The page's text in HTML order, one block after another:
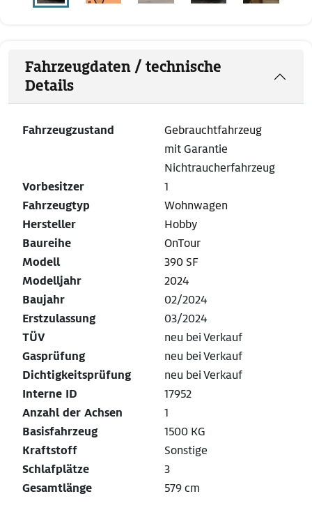
Fahrzeugdaten / technische
Details
Fahrzeugzustand
Gebrauchtfahrzeug
mit Garantie
Nichtraucherfahrzeug
Vorbesitzer
1
Fahrzeugtyp
Wohnwagen
Hersteller
Hobby
Baureihe
OnTour
Modell
390 SF
Modelljahr
2024
Baujahr
02/2024
Erstzulassung
03/2024
TÜV
neu bei Verkauf
Gasprüfung
neu bei Verkauf
Dichtigkeitsprüfung
neu bei Verkauf
Interne ID
17952
Anzahl der Achsen
1
Basisfahrzeug
1500 KG
Kraftstoff
Sonstige
Schlafplätze
3
Gesamtlänge
579 cm